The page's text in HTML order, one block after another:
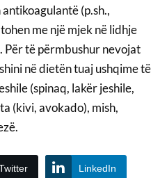
(p.sh.,
me një mjek në lidhje
Për të përmbushur nevojat
në dietën tuaj ushqime të
(spinaq, lakër jeshile,
(kivi, avokado), mish,
LinkedIn